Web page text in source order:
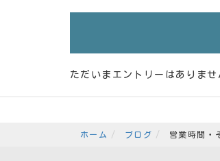
ただいまエントリーはありませ
ホーム ブログ 営業時間・